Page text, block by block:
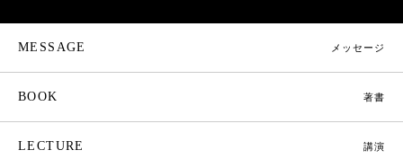
MESSAGE メッセージ
BOOK 著書
LECTURE 講演